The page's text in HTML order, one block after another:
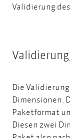
Validierung
Die
Dimensionen.
Paketformat
Diesen zwei